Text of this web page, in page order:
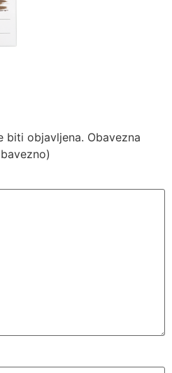
biti objavljena. Obavezna